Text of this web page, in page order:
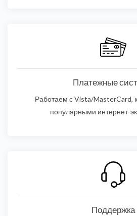
Платежные
Работаем с Vista/MasterCard,
популярными интернет-
Поддержка